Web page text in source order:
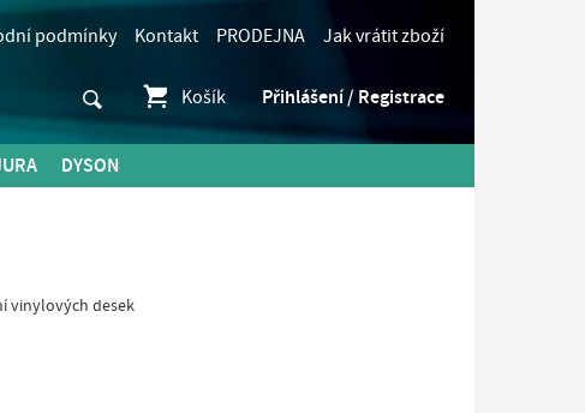
podmínky Kontakt PRODEJNA Jak vrátit zboží
Košík Přihlášení / Registrace
DYSON
vinylových desek